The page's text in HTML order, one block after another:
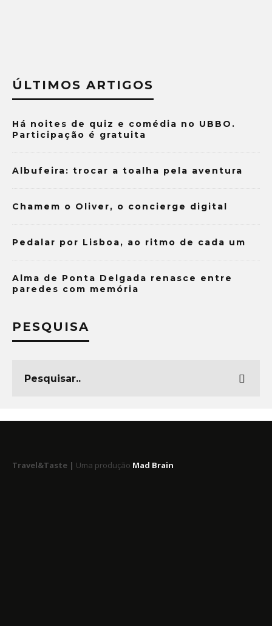
ÚLTIMOS ARTIGOS
Há noites de quiz e comédia no UBBO.
Participação é gratuita
Albufeira: trocar a toalha pela aventura
Chamem o Oliver, o concierge digital
Pedalar por Lisboa, ao ritmo de cada um
Alma de Ponta Delgada renasce entre
paredes com memória
PESQUISA
Travel&Taste | Uma produção Mad Brain